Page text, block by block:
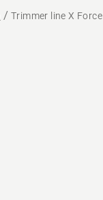
Trimmer line X Force